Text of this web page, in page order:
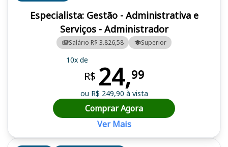
Especialista: Gestão - Administrativa e
Serviços - Administrador
Salário R$ 3.826,58 Superior
10x de
R$ 24,99
ou R$ 249,90 à vista
Comprar Agora
Ver Mais